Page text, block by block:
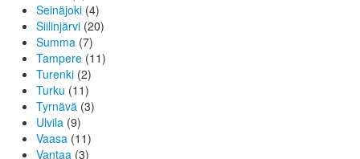
Seinäjoki (4)
Siilinjärvi (20)
Summa (7)
Tampere (11)
Turenki (2)
Turku (11)
Tyrnävä (3)
Ulvila (9)
Vaasa (11)
Vantaa (3)